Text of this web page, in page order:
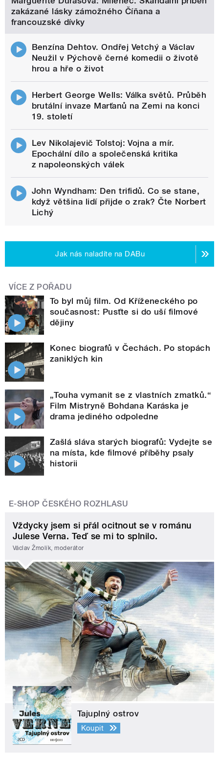
zakázané lásky zámožného Číňana a
francouzské dívky
Benzína Dehtov. Ondřej Vetchý a Václav
Neužil v Pýchově černé komedii o životě
hrou a hře o život
Herbert George Wells: Válka světů. Průběh
brutální invaze Marťanů na Zemi na konci
19. století
Lev Nikolajevič Tolstoj: Vojna a mír.
Epochální dílo a společenská kritika
z napoleonských válek
John Wyndham: Den trifidů. Co se stane,
když většina lidí přijde o zrak? Čte Norbert
Lichý
Jak nás naladíte na DABu
VÍCE Z POŘADU
To byl můj film. Od Kříženeckého po
současnost: Pusťte si do uší filmové
dějiny
Konec biografů v Čechách. Po stopách
zaniklých kin
„Touha vymanit se z vlastních zmatků.“
Film Mistryně Bohdana Karáska je
drama jediného odpoledne
Zašlá sláva starých biografů: Vydejte se
na místa, kde filmové příběhy psaly
historii
E-SHOP ČESKÉHO ROZHLASU
Vždycky jsem si přál ocitnout se v románu
Julese Verna. Teď se mi to splnilo.
Václav Žmolík, moderátor
Tajuplný ostrov
Koupit